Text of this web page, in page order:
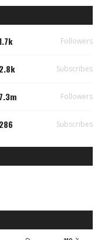
Followers
2.8k Subscribes
7.3m Followers
286 Subscribes